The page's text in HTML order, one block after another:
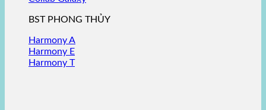
BST PHONG THỦY
Harmony A
Harmony E
Harmony T